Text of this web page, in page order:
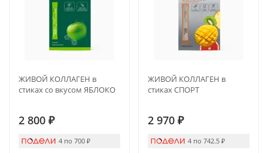
ЖИВОЙ КОЛЛАГЕН в
стиках со вкусом ЯБЛОКО
2 800 ₽
4 по 700 ₽
ЖИВОЙ КОЛЛАГЕН в
стиках СПОРТ
2 970 ₽
4 по 742.5 ₽